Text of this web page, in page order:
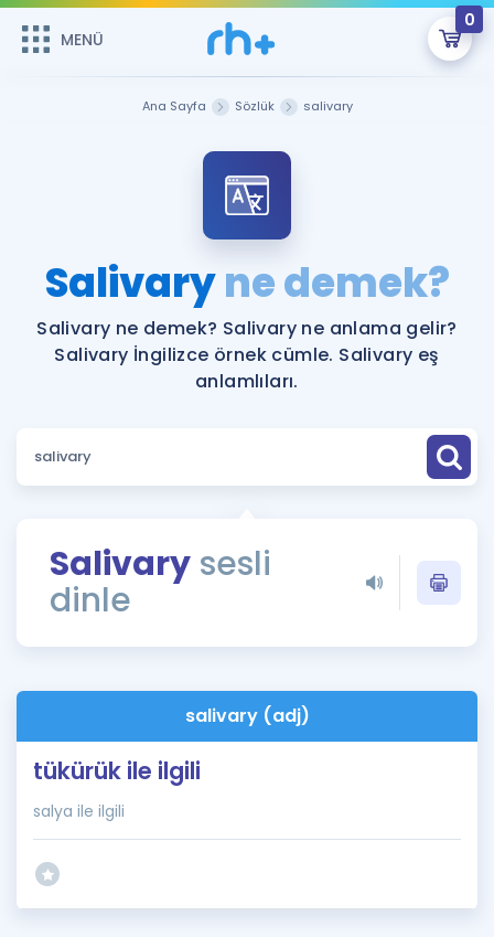
MENÜ
0
Şifremi Hatırlamıyorum
ÜYE DEĞİLİM
Sepetin Şu An Boş.
Remzi Hoca ile seni sınava hazırlayacak onlarca eğitim seni
bekliyor!
MENÜ
Katılımcı Görüşleri
Faydalı Araçlar
Sözlük
Rehberlik Aracı
ÖSYM Sınav Takvimi
İngilizce Gramer
Hakkımızda
Ana Sayfa Sözlük salivary
Salivaryne demek?
Salivary ne demek? Salivary ne anlama gelir?
Salivary İngilizce örnek cümle. Salivary eş
anlamlıları.
Salivary sesli
dinle
salivary (adj)
tükürük ile ilgili
salya ile ilgili